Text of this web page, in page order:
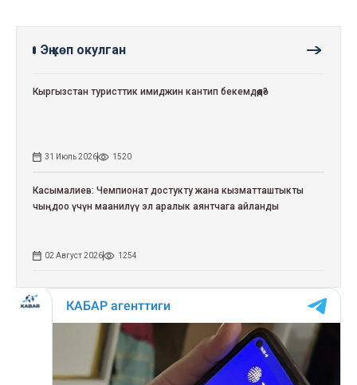
Эң көп окулган
Кыргызстан туристтик имиджин кантип бекемдөөдө?
31 Июль 2026 1520
Касымалиев: Чемпионат достукту жана кызматташтыкты
чыңдоо үчүн маанилүү эл аралык аянтчага айланды
02 Август 2026 1254